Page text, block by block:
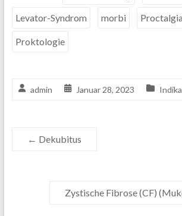
Levator-Syndrom morbi
Proktologie
admin Januar 28, 2023
← Dekubitus
Zystische Fibrose (CF)